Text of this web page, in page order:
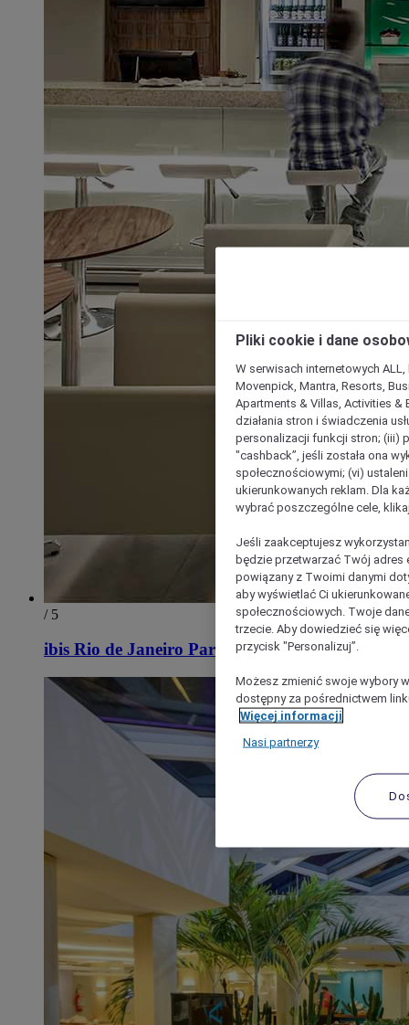
/ 5
ibis Rio de Janeiro Parque Olimpico
Pliki cookie i dane
W serwisach internetowych
Movenpick, Mantra, Resorts,
Apartments & Villas, Activities &
działania stron i świadczenia
personalizacji funkcji stron; (iii)
"cashback”, jeśli została ona
społecznościowymi; (vi)
ukierunkowanych reklam. Dla
wybrać poszczególne cele,
Jeśli zaakceptujesz
będzie przetwarzać Twój adres
powiązany z Twoimi danymi
aby wyświetlać Ci
społecznościowych. Twoje
trzecie. Aby dowiedzieć się
przycisk "Personalizuj”.
Możesz zmienić swoje wybory
dostępny za pośrednictwem
Więcej informacji
Nasi partnerzy